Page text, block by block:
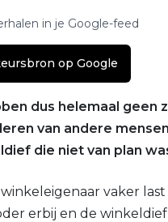
in je Google-feed
op Google
dus helemaal geen
van andere
die niet van plan
vaker
erbij en de